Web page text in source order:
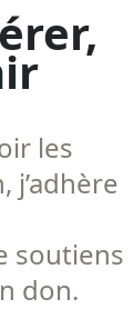
les
j’adhère
soutiens
don.